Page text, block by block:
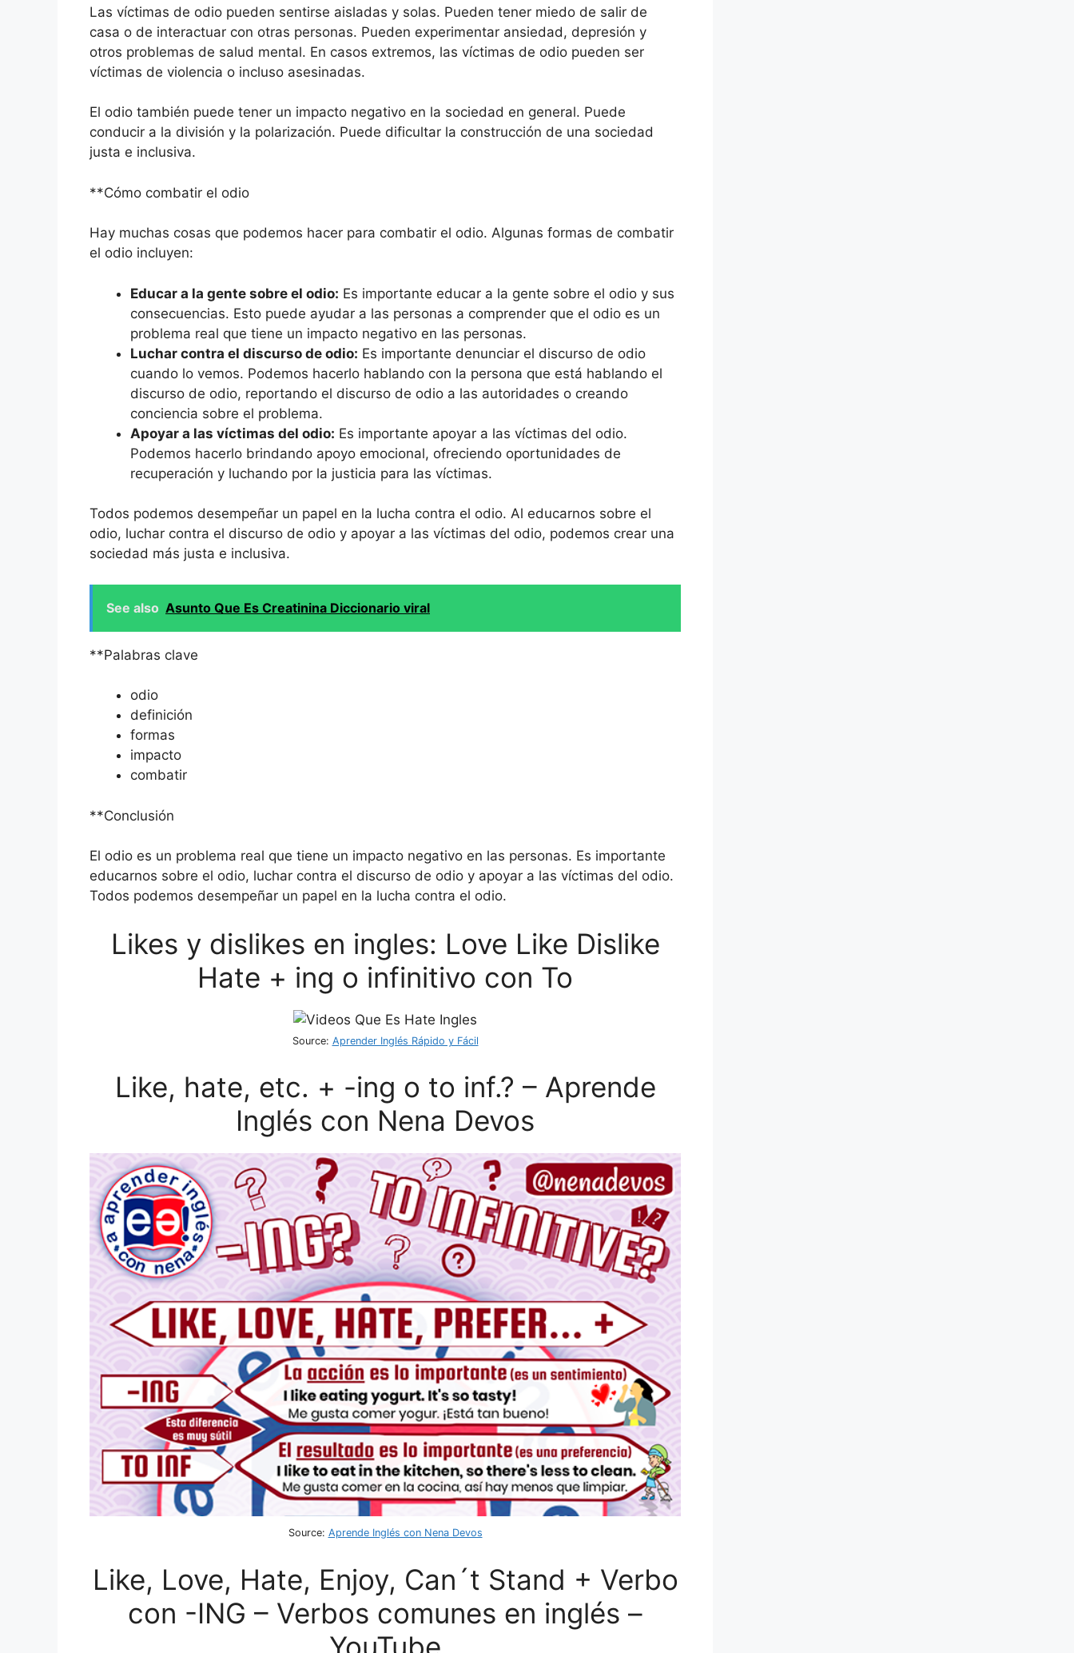
Las víctimas de odio pueden sentirse aisladas y solas. Pueden tener miedo de salir de
casa o de interactuar con otras personas. Pueden experimentar ansiedad, depresión y
otros problemas de salud mental. En casos extremos, las víctimas de odio pueden ser
víctimas de violencia o incluso asesinadas.
El odio también puede tener un impacto negativo en la sociedad en general. Puede
conducir a la división y la polarización. Puede dificultar la construcción de una sociedad
justa e inclusiva.
**Cómo combatir el odio
Hay muchas cosas que podemos hacer para combatir el odio. Algunas formas de combatir
el odio incluyen:
Educar a la gente sobre el odio: Es importante educar a la gente sobre el odio y sus
consecuencias. Esto puede ayudar a las personas a comprender que el odio es un
problema real que tiene un impacto negativo en las personas.
Luchar contra el discurso de odio: Es importante denunciar el discurso de odio
cuando lo vemos. Podemos hacerlo hablando con la persona que está hablando el
discurso de odio, reportando el discurso de odio a las autoridades o creando
conciencia sobre el problema.
Apoyar a las víctimas del odio: Es importante apoyar a las víctimas del odio.
Podemos hacerlo brindando apoyo emocional, ofreciendo oportunidades de
recuperación y luchando por la justicia para las víctimas.
Todos podemos desempeñar un papel en la lucha contra el odio. Al educarnos sobre el
odio, luchar contra el discurso de odio y apoyar a las víctimas del odio, podemos crear una
sociedad más justa e inclusiva.
See also Asunto Que Es Creatinina Diccionario viral
**Palabras clave
odio
definición
formas
impacto
combatir
**Conclusión
El odio es un problema real que tiene un impacto negativo en las personas. Es importante
educarnos sobre el odio, luchar contra el discurso de odio y apoyar a las víctimas del odio.
Todos podemos desempeñar un papel en la lucha contra el odio.
Likes y dislikes en ingles: Love Like Dislike
Hate + ing o infinitivo con To
Source: Aprender Inglés Rápido y Fácil
Like, hate, etc. + -ing o to inf.? – Aprende
Inglés con Nena Devos
Source: Aprende Inglés con Nena Devos
Like, Love, Hate, Enjoy, Can´t Stand + Verbo
con -ING – Verbos comunes en inglés –
YouTube